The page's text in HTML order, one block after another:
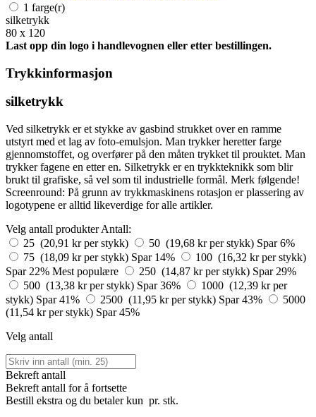
1 farge(r)
silketrykk
80 x 120
Last opp din logo i handlevognen eller etter bestillingen.
Trykkinformasjon
silketrykk
Ved silketrykk er et stykke av gasbind strukket over en ramme
utstyrt med et lag av foto-emulsjon. Man trykker heretter farge
gjennomstoffet, og overfører på den måten trykket til prouktet. Man
trykker fagene en etter en. Silketrykk er en trykkteknikk som blir
brukt til grafiske, så vel som til industrielle formål. Merk følgende!
Screenround: På grunn av trykkmaskinens rotasjon er plassering av
logotypene er alltid likeverdige for alle artikler.
Velg antall produkter Antall:
25 (20,91 kr per stykk)
50 (19,68 kr per stykk) Spar 6%
75 (18,09 kr per stykk) Spar 14%
100 (16,32 kr per stykk)
Spar 22% Mest populære 250 (14,87 kr per stykk) Spar 29%
500 (13,38 kr per stykk) Spar 36%
1000 (12,39 kr per
stykk) Spar 41% 2500 (11,95 kr per stykk) Spar 43%
5000
(11,54 kr per stykk) Spar 45%
Velg antall
Bekreft antall
Bekreft antall for å fortsette
Bestill ekstra og du betaler kun pr. stk.